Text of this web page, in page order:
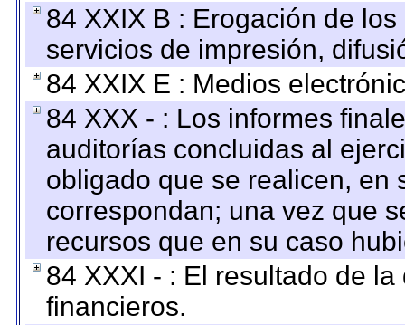
84 XXIX B : Erogación de
servicios de impresión,
84 XXIX E : Medios
84 XXX - : Los informes
auditorías concluidas al
obligado que se realicen, en
correspondan; una vez que
recursos que en su caso
84 XXXI - : El resultado de
financieros.